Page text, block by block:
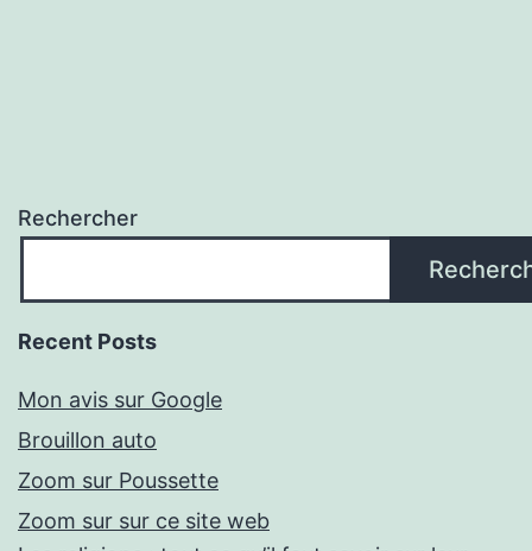
Rechercher
Recent Posts
Mon avis sur Google
Brouillon auto
Zoom sur Poussette
Zoom sur sur ce site web